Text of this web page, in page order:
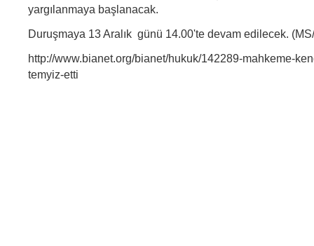
yargılanmaya başlanacak.
Duruşmaya 13 Aralık günü 14.00'te devam edilecek.
http://www.bianet.org/bianet/hukuk/142289-mahkeme-
temyiz-etti